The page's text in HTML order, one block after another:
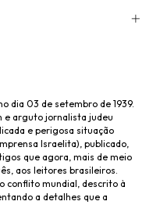
dia 03 de setembro de 1939.
e arguto jornalista judeu
e perigosa situação
Israelita), publicado,
que agora, mais de meio
aos leitores brasileiros.
conflito mundial, descrito à
a detalhes que a